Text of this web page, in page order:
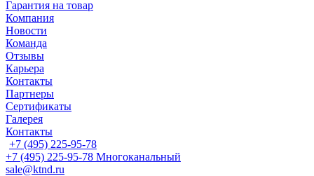
Гарантия на товар
Компания
Новости
Команда
Отзывы
Карьера
Контакты
Партнеры
Сертификаты
Галерея
Контакты
+7 (495) 225-95-78
+7 (495) 225-95-78 Многоканальный
sale@ktnd.ru